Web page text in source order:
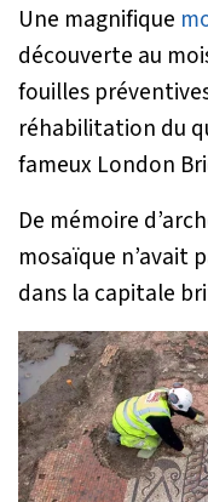
Une magnifique
découverte au
fouilles
réhabilitation du
fameux London
De mémoire
mosaïque n’avait
dans la capitale